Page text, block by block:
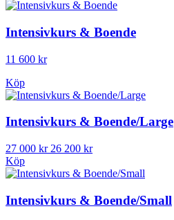
Intensivkurs & Boende
11 600 kr
Köp
Intensivkurs & Boende/Large
27 000 kr 26 200 kr
Köp
Intensivkurs & Boende/Small